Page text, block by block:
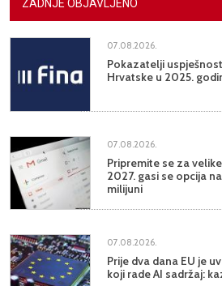
ZADNJE OBJAVLJENO
07.08.2026.
Pokazatelji
Hrvatske u 2025.
07.08.2026.
Pripremite se za
2027. gasi se opcija
milijuni
07.08.2026.
Prije dva dana EU je
koji rade AI sadržaj: